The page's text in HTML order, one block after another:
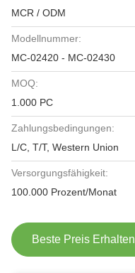
MCR / ODM
Modellnummer:
MC-02420 - MC-02430
MOQ:
1.000 PC
Zahlungsbedingungen:
L/C, T/T, Western Union
Versorgungsfähigkeit:
100.000 Prozent/Monat
Beste Preis Erhalten